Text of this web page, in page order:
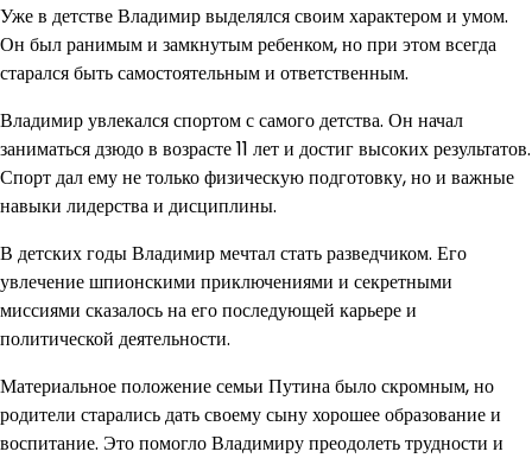
Уже в детстве Владимир выделялся своим характером и умом.
Он был ранимым и замкнутым ребенком, но при этом всегда
старался быть самостоятельным и ответственным.
Владимир увлекался спортом с самого детства. Он начал
заниматься дзюдо в возрасте 11 лет и достиг высоких результатов.
Спорт дал ему не только физическую подготовку, но и важные
навыки лидерства и дисциплины.
В детских годы Владимир мечтал стать разведчиком. Его
увлечение шпионскими приключениями и секретными
миссиями сказалось на его последующей карьере и
политической деятельности.
Материальное положение семьи Путина было скромным, но
родители старались дать своему сыну хорошее образование и
воспитание. Это помогло Владимиру преодолеть трудности и